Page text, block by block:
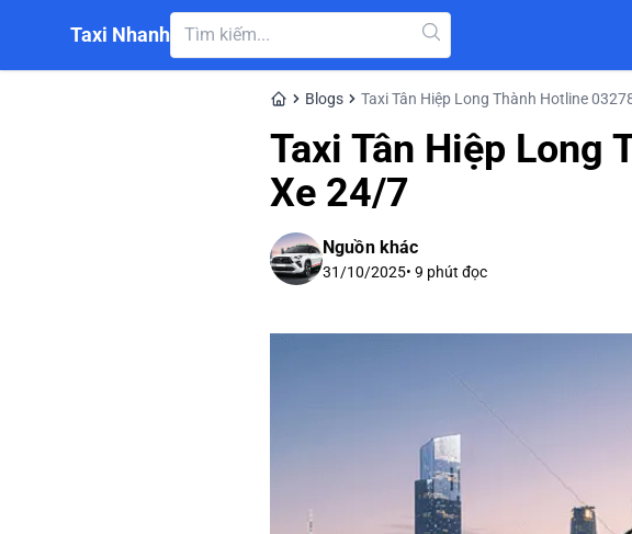
Taxi Nhanh
Blogs Taxi Tân Hiệp Long Thành Hotline
Taxi Tân Hiệp
Xe 24/7
Nguồn khác
31/10/2025• 9 phút đọc